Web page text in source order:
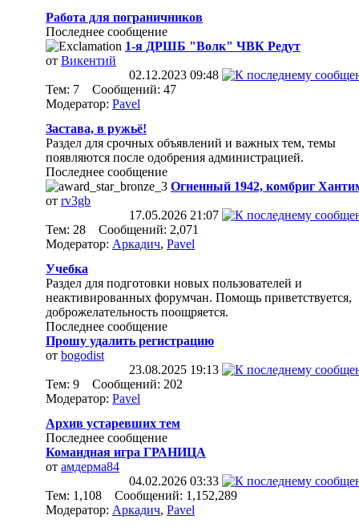
Работа для пограничников
Последнее сообщение
1-я ДРШБ "Волк" ЧВК Редут
от Викентий
02.12.2023 09:48
Тем: 7 Сообщений: 47
Модератор: Pavel
Застава, в ружьё!
Раздел для срочных объявлений и важных тем, темы
появляются после одобрения администрацией.
Последнее сообщение
Огненный 1942, комбриг
от rv3gb
17.05.2026 21:07
Тем: 28 Сообщений: 2,071
Модератор: Аркадич, Pavel
Учебка
Раздел для подготовки новых пользователей и
неактивированных форумчан. Помощь приветствуется,
доброжелательность поощряется.
Последнее сообщение
Прошу удалить регистрацию
от bogodist
23.08.2025 19:13
Тем: 9 Сообщений: 202
Модератор: Pavel
Архив устаревших тем
Последнее сообщение
Командная игра ГРАНИЦА
от амдерма84
04.02.2026 03:33
Тем: 1,108 Сообщений: 1,152,289
Модератор: Аркадич, Pavel